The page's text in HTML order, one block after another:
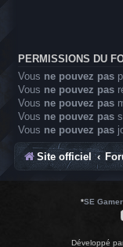
PERMISSIONS DU
Vous ne pouvez pas
Vous ne pouvez pas
Vous ne pouvez pas
Vous ne pouvez pas
Vous ne pouvez pas
Site officiel
*SE
Développé